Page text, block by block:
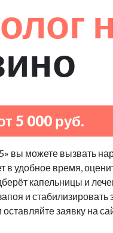
5 000 руб.
вы можете вызвать
в удобное время,
капельницы и
и
заявку на